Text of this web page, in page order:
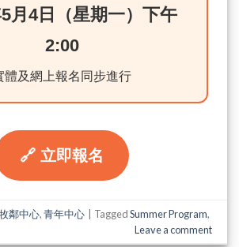
月4日（星期一）下午
2:00
體及網上報名同步進行
🔗 立即報名
鄰中心,青年中心 TaggedSummer Program,
Leave a comment